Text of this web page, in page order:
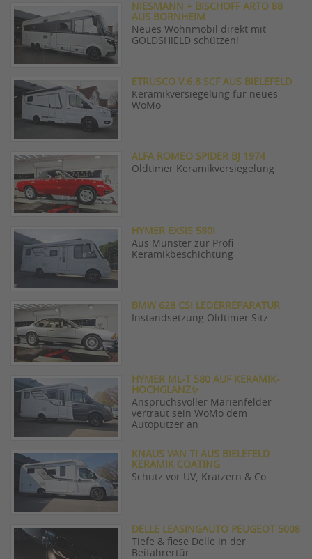
NIESMANN + BISCHOFF ARTO 88
AUS BORNHEIM
Neues Wohnmobil direkt mit
GOLDSHIELD schützen!
ETRUSCO V.6.8 SCF AUS BIELEFELD
Keramikversiegelung für neues
WoMo
ALFA ROMEO SPIDER BJ 1974
Oldtimer Keramikversiegelung
HYMER EXSIS 580I
Aus Münster zur Profi
Keramikbeschichtung
BMW 628 CSI LEDERREPARATUR
Instandsetzung Oldtimer Sitz
HYMER ML-T 580 AUF KERAMIK-
HOCHGLANZ✨
Anspruchsvoller Marienfelder
vertraut sein WoMo dem
Autoputzer an
KNAUS VAN TI AUS BIELEFELD
KERAMIK COATING
Schutz vor UV, Kratzern & Co.
DELLE LEASINGAUTO PEUGEOT 5008
Tiefe & fiese Delle in der
Beifahrertür